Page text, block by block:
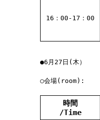
16：00-17：00
●6月27日(木）
○会場(room):
時間
/Time